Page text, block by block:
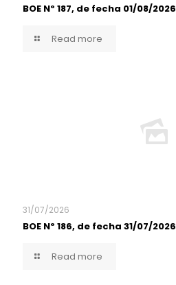
BOE Nº 187, de fecha 01/08/2026
Read more
31/07/2026
BOE Nº 186, de fecha 31/07/2026
Read more